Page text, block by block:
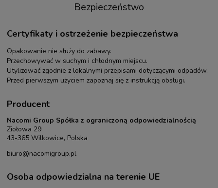
Bezpieczeństwo
Certyfikaty i ostrzeżenie bezpieczeństwa
Opakowanie nie służy do zabawy.
Przechowywać w suchym i chłodnym miejscu.
Utylizować zgodnie z lokalnymi przepisami dotyczącymi odpadów.
Przed pierwszym użyciem zapoznaj się z instrukcją obsługi.
Producent
Nacomi Group Spółka z ograniczoną odpowiedzialnością
Ziołowa 29
43-365 Wilkowice, Polska
biuro@nacomigroup.pl
Osoba odpowiedzialna na terenie UE